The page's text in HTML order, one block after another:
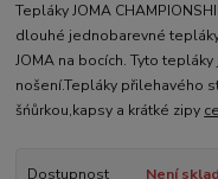
Tepláky JOMA
dlouhé jednobarevné
JOMA na bocích. Tyto
nošení.Tepláky přilehavého
šńůrkou,kapsy a krátké zipy
Dostupnost
Není